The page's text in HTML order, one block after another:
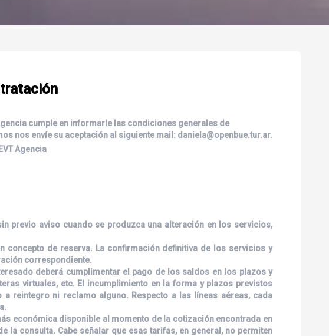
cumple en informarle las condiciones generales de
nos envíe su aceptación al siguiente mail: daniela@openbue.tur.ar.
Agencia
previo aviso cuando se produzca una alteración en los servicios,
de reserva. La confirmación definitiva de los servicios y
correspondiente.
deberá cumplimentar el pago de los saldos en los plazos y
virtuales, etc. El incumplimiento en la forma y plazos previstos
reintegro ni reclamo alguno. Respecto a las líneas aéreas, cada
económica disponible al momento de la cotización encontrada en
consulta. Cabe señalar que esas tarifas, en general, no permiten